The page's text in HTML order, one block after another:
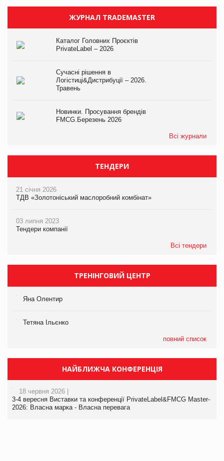
ЖУРНАЛ TRADEMASTER
Каталог Головних Проєктів
PrivateLabel – 2026
Сучасні рішення в
Логістиці&Дистрибуції – 2026.
Травень
Новинки. Просування брендів
FMCG.Березень 2026
Всі журнали
ТЕНДЕРИ
21 січня 2026
ТДВ «Золотоніський маслоробний комбінат»
03 липня 2023
Тендери компанії
Всі тендери
ТРЕНІНГОВИЙ ЦЕНТР
Яна Олентир
Тетяна Ільєнко
повний список
НАЙБЛИЖЧА КОНФЕРЕНЦІЯ
18 червня 2026 |
3-4 вересня Виставки та конференції PrivateLabel&FMCG Master-
2026: Власна марка - Власна перевага